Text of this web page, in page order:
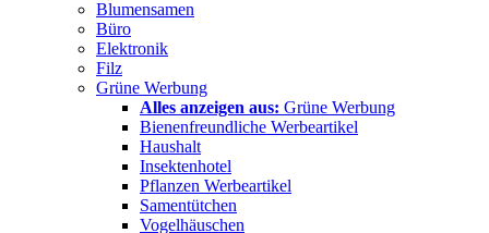
Blumensamen
Büro
Elektronik
Filz
Grüne Werbung
Alles anzeigen aus: Grüne Werbung
Bienenfreundliche Werbeartikel
Haushalt
Insektenhotel
Pflanzen Werbeartikel
Samentütchen
Vogelhäuschen